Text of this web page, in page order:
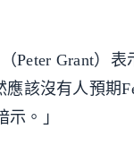
Peter Grant）
該沒有人預期
。」